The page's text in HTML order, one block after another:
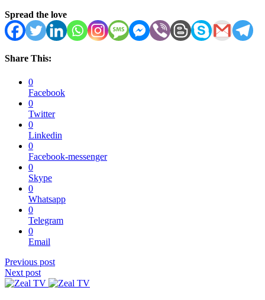
Spread the love
Share This:
0
Facebook
0
Twitter
0
Linkedin
0
Facebook-messenger
0
Skype
0
Whatsapp
0
Telegram
0
Email
Previous post
Next post